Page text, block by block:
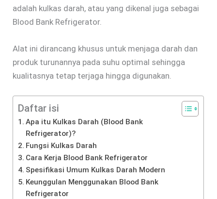
adalah kulkas darah, atau yang dikenal juga sebagai
Blood Bank Refrigerator.
Alat ini dirancang khusus untuk menjaga darah dan
produk turunannya pada suhu optimal sehingga
kualitasnya tetap terjaga hingga digunakan.
Daftar isi
Apa itu Kulkas Darah (Blood Bank
Refrigerator)?
Fungsi Kulkas Darah
Cara Kerja Blood Bank Refrigerator
Spesifikasi Umum Kulkas Darah Modern
Keunggulan Menggunakan Blood Bank
Refrigerator